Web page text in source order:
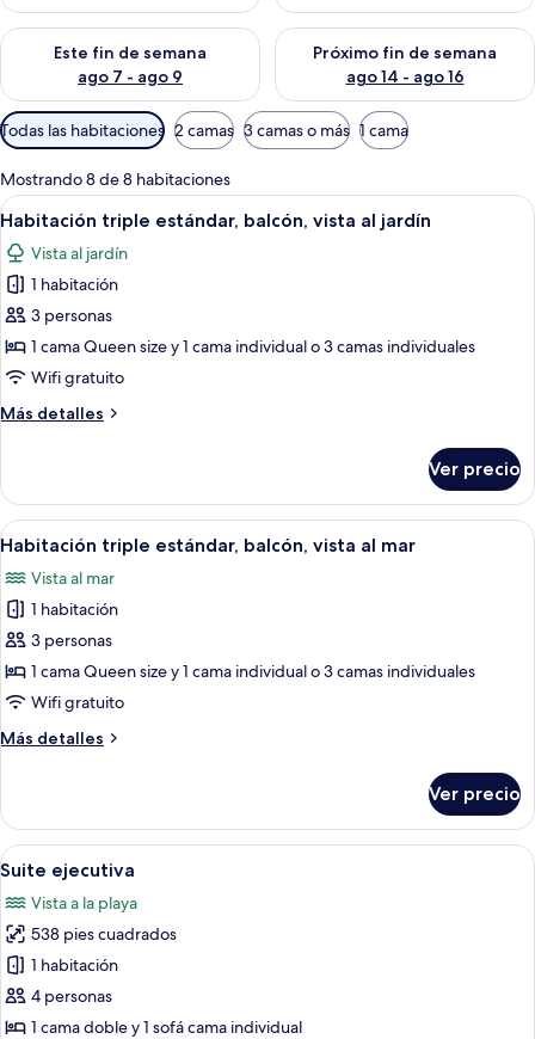
Este fin de semana
ago 7 - ago 9
Consulta la disponibilidad para este fin de semana ago 7 -
Próximo fin de semana
ago 14 - ago 16
Consulta la disponibilidad
Filtros
disponibles
para
las
habitaciones
Todas las habitaciones 2 camas 3 camas o más 1 cama
Mostrando 8 de 8 habitaciones
Abrir
todas
las
fotos
de
Habitación
triple
balcón,
jardín
Habitación de hotel con dos camas,
2
Habitación triple estándar, balcón, vista al jardín
Vista al jardín
1 habitación
3 personas
1 cama Queen size y 1 cama individual o 3 camas individuales
Wifi gratuito
Más detalles
Más
triple
estándar,
balcón,
al
jardín
Ver precio
Abrir
todas
las
fotos
de
Habitación
triple
balcón,
mar
Habitación de hotel con cama,
2
Habitación triple estándar, balcón, vista al mar
Vista al mar
1 habitación
3 personas
1 cama Queen size y 1 cama individual o 3 camas individuales
Wifi gratuito
Más detalles
Más
triple
estándar,
balcón,
al
mar
Ver precio
Abrir
todas
las
fotos
de
Suite
ejecutiva
Un dormitorio con cama, escritorio y
5
Suite ejecutiva
Vista a la playa
538 pies cuadrados
1 habitación
4 personas
1 cama doble y 1 sofá cama individual